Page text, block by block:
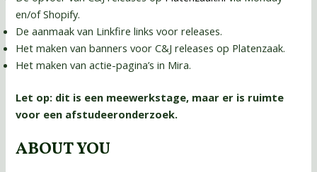
en/of Shopify.
De aanmaak van Linkfire links voor releases.
Het maken van banners voor C&J releases op Platenzaak.
Het maken van actie-pagina’s in Mira.
Let op: dit is een meewerkstage, maar er is ruimte
voor een afstudeeronderzoek.
ABOUT YOU